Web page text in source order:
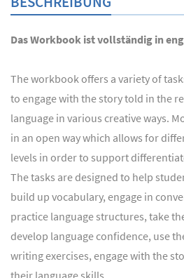
Das Workbook ist vollständig in
The workbook offers a variety of
to engage with the story told in the
language in various creative ways.
in an open way which allows for
levels in order to support
The tasks are designed to help
build up vocabulary, engage in
practice language structures, take
develop language confidence, use
writing exercises, engage with the